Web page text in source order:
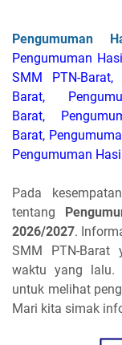
Pengumuman
Pengumuman
SMM PTN-
Barat,
Barat,
Barat,
Pengumuman
Pada
tentang
2026/2027.
SMM PTN-Barat
waktu yang lalu.
untuk melihat
Mari kita simak